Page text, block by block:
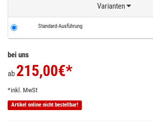
Varianten
Standard-Ausführung
bei uns
ab 215,00€*
*inkl. MwSt
Artikel online nicht bestellbar!